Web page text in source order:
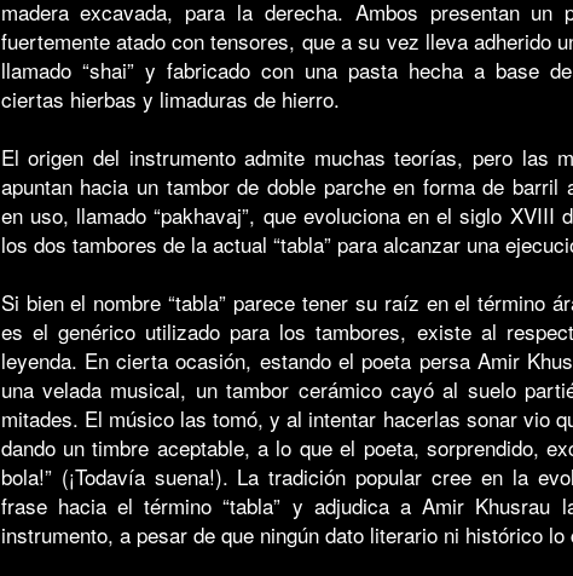
madera excavada, para la derecha. Ambos presentan un
fuertemente atado con tensores, que a su vez lleva adherido
llamado “shai” y fabricado con una pasta hecha a base
ciertas hierbas y limaduras de hierro.
El origen del instrumento admite muchas teorías, pero las
apuntan hacia un tambor de doble parche en forma de barril
en uso, llamado “pakhavaj”, que evoluciona en el siglo XVIII
los dos tambores de la actual “tabla” para alcanzar una
Si bien el nombre “tabla” parece tener su raíz en el término
es el genérico utilizado para los tambores, existe al
leyenda. En cierta ocasión, estando el poeta persa Amir
una velada musical, un tambor cerámico cayó al suelo
mitades. El músico las tomó, y al intentar hacerlas sonar vio
dando un timbre aceptable, a lo que el poeta, sorprendido,
bola!” (¡Todavía suena!). La tradición popular cree en la
frase hacia el término “tabla” y adjudica a Amir Khusrau
instrumento, a pesar de que ningún dato literario ni histórico lo